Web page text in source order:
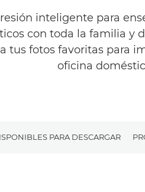
inteligente para
con toda la familia y
tus fotos favoritas para
oficina
PARA DESCARGAR